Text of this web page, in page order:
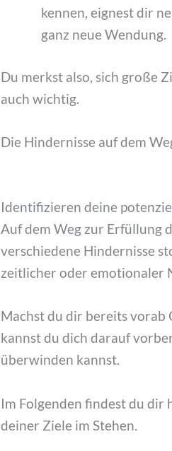
kennen, eignest dir
ganz neue Wendung.
Du merkst also, sich große
auch wichtig.
Die Hindernisse auf dem
Identifizieren deine
Auf dem Weg zur Erfüllung
verschiedene Hindernisse
zeitlicher oder emotionaler
Machst du dir bereits vorab
kannst du dich darauf
überwinden kannst.
Im Folgenden findest du dir
deiner Ziele im Stehen.